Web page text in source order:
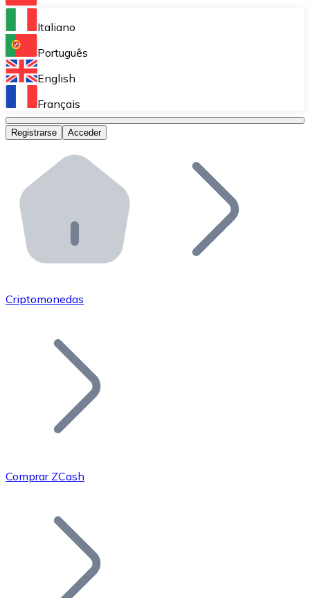
Bitnovo Ramp
Integra nuestra solución en tu plataforma.
Bitnovo Giftcards
Bitnovo OTC
Bitnovo ATM
Integra un ATM Bitnovo en tu negocio y permite que
Bitnovo API
Integra nuestra API en tu ecosistema.
Únete a nuestra red de distribuidores.
Añade tu proyecto a nuestro ecosistema.
Bitcoin
Italiano
Português
English
Français
Registrarse Acceder
Criptomonedas
Comprar ZCash